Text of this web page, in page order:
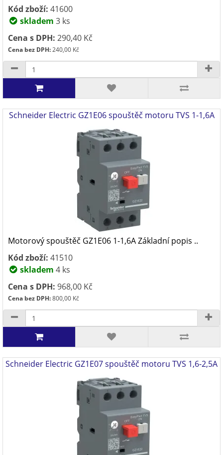
Kód zboží: 41600
skladem 3 ks
Cena s DPH: 290,40 Kč
Cena bez DPH:240,00 Kč
Schneider Electric GZ1E06 spouštěč motoru TVS 1-1,6A
Motorový spouštěč GZ1E06 1-1,6A Základní popis ..
Kód zboží: 41510
skladem 4 ks
Cena s DPH: 968,00 Kč
Cena bez DPH:800,00 Kč
Schneider Electric GZ1E07 spouštěč motoru TVS 1,6-2,5A